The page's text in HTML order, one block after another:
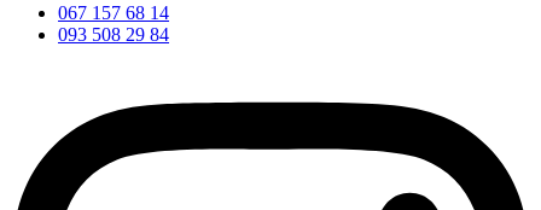
067 157 68 14
093 508 29 84